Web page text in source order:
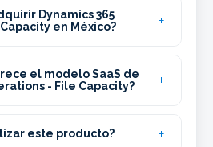
Dynamics 365
en México?
el modelo SaaS de
- File Capacity?
este producto?